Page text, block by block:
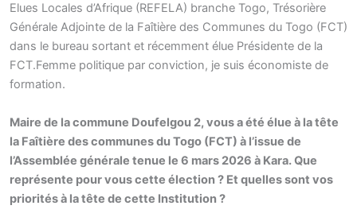
Elues Locales d’Afrique (REFELA) branche Togo, Trésorière
Générale Adjointe de la Faîtière des Communes du Togo (FCT)
dans le bureau sortant et récemment élue Présidente de la
FCT.Femme politique par conviction, je suis économiste de
formation.
Maire de la commune Doufelgou 2, vous a été élue à la tête
la Faîtière des communes du Togo (FCT) à l’issue de
l’Assemblée générale tenue le 6 mars 2026 à Kara. Que
représente pour vous cette élection ? Et quelles sont vos
priorités à la tête de cette Institution ?